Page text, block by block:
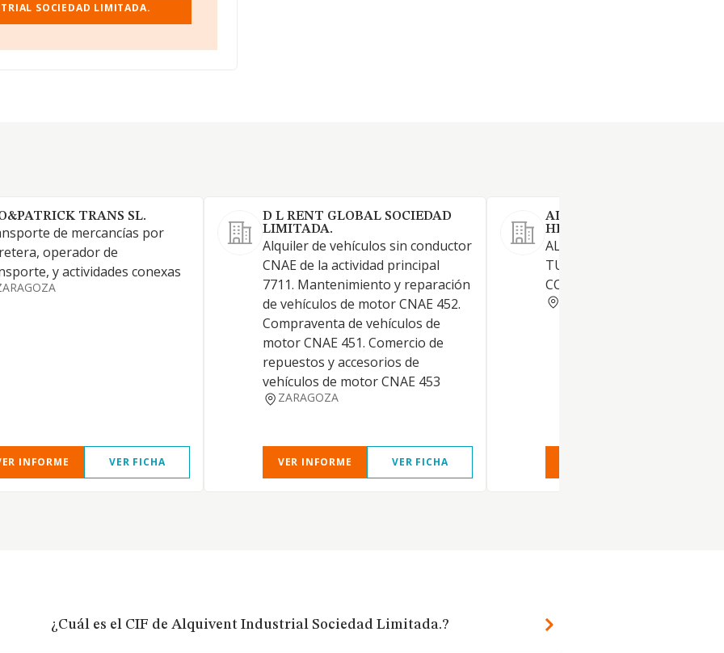
SOCIEDAD LIMITADA.
TRANS SL.
de mercancías por
operador de
y actividades conexas
INFORME VER FICHA
D L RENT GLOBAL SOCIEDAD
LIMITADA.
Alquiler de vehículos sin conductor
CNAE de la actividad principal
7711. Mantenimiento y reparación
de vehículos de motor CNAE 452.
Compraventa de vehículos de
motor CNAE 451. Comercio de
repuestos y accesorios de
vehículos de motor CNAE 453
ZARAGOZA
VER INFORME VER FICHA
ALQUILER DE
HISPANIA SL
ALQUILER DE VEHICULOS DE
TURISMO E INDUSTRIALES
CONDUCTOR.
¿Cuál es el CIF de Alquivent Industrial Sociedad Limitada.?